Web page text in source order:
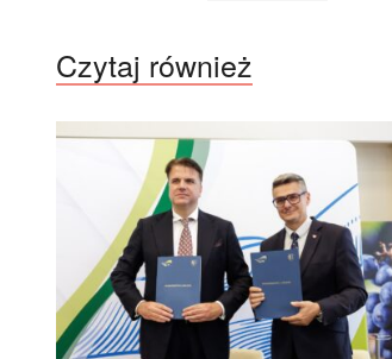
Czytaj również